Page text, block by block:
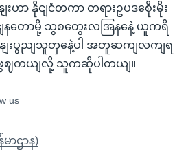
ဟာ နိုငျငံတကာ တရားဥပဒစေိုးမိုး
နတောမို့ သွစတွေးလအြနနေဲ့ ယူကရိ
နျးပွညျသူတှနေဲ့ပါ အတူဆကျလကျရ
ဖွဈတယျလို့ သူကဆိုပါတယျ။
us
ာဌာန)